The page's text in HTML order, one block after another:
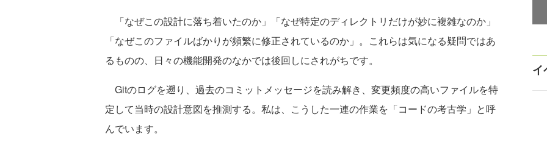
「なぜこの設計に落ち着いたのか」「なぜ特定のディレクトリだけが妙に複雑なのか」
「なぜこのファイルばかりが頻繁に修正されているのか」。これらは気になる疑問ではあ
るものの、日々の機能開発のなかでは後回しにされがちです。
Gitのログを遡り、過去のコミットメッセージを読み解き、変更頻度の高いファイルを特
定して当時の設計意図を推測する。私は、こうした一連の作業を「コードの考古学」と呼
んでいます。
イ